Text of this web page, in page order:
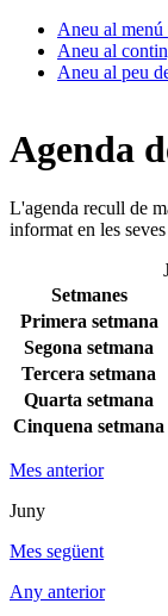
Aneu al
Aneu al
Aneu al peu
Agenda
L'agenda recull de
informat en les seves
Setmanes
Primera setmana
Segona setmana
Tercera setmana
Quarta setmana
Cinquena setmana
Mes anterior
Juny
Mes següent
Any anterior